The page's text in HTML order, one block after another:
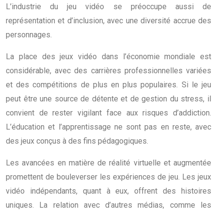
L’industrie du jeu vidéo se préoccupe aussi de
représentation et d’inclusion, avec une diversité accrue des
personnages.
La place des jeux vidéo dans l’économie mondiale est
considérable, avec des carrières professionnelles variées
et des compétitions de plus en plus populaires. Si le jeu
peut être une source de détente et de gestion du stress, il
convient de rester vigilant face aux risques d’addiction.
L’éducation et l’apprentissage ne sont pas en reste, avec
des jeux conçus à des fins pédagogiques.
Les avancées en matière de réalité virtuelle et augmentée
promettent de bouleverser les expériences de jeu. Les jeux
vidéo indépendants, quant à eux, offrent des histoires
uniques. La relation avec d’autres médias, comme les